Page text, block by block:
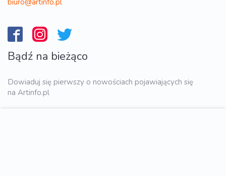
biuro@artinfo.pl
Bądź na bieżąco
Dowiaduj się pierwszy o nowościach pojawiających się
na Artinfo.pl